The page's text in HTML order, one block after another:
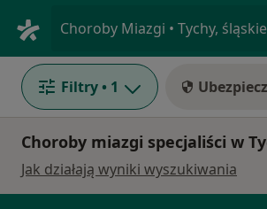
Choroby Miazgi • Tychy, śląskie
Filtry • 1
Choroby miazgi specjaliści w
Jak działają wyniki wyszukiwania